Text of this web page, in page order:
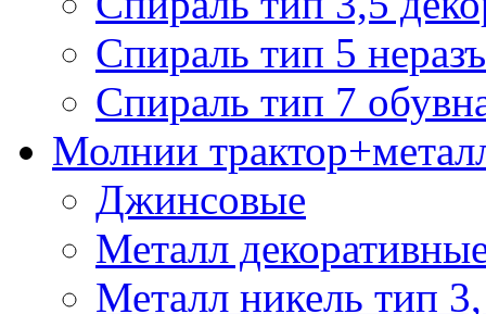
Спираль тип 5
Спираль тип 7
Молнии
Джинсовые
Металл
Металл никель тип